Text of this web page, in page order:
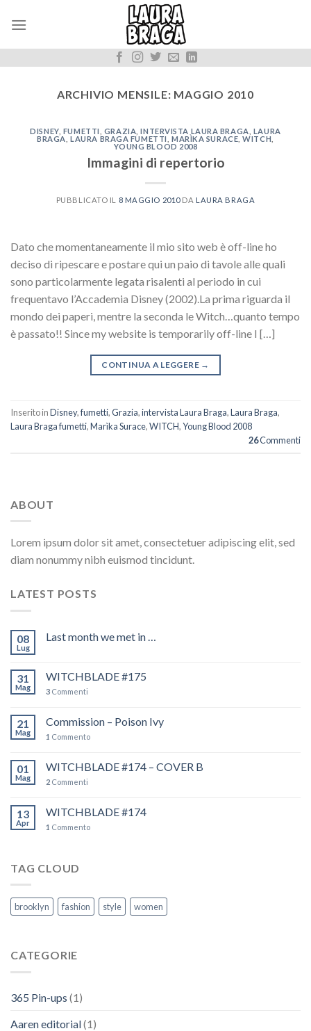
ARCHIVIO MENSILE: MAGGIO 2010
DISNEY, FUMETTI GRAZIA ,INTERVISTA LAURA BRAGA LAURA
BRAGA ,LAURA BRAGA FUMETTI MARÌKA SURACE ,WITCH
YOUNG BLOOD 2008
Immagini di repertorio
PUBBLICATO IL 8 MAGGIO 2010DA LAURA BRAGA
Dato che momentaneamente il mio sito web è off-line ho
deciso di ripescare e postare qui un paio di tavole alle quali
sono particolarmente legata risalenti al periodo in cui
frequentavo l’Accademia Disney (2002).La prima riguarda il
mondo dei paperi, mentre la seconda le Witch…quanto tempo
è passato!! Since my website is temporarily off-line I […]
CONTINUA A LEGGERE →
Inserito inDisney,fumetti,Grazia,intervista Laura Braga,Laura Braga,
Laura Braga fumetti,Marìka Surace,WITCH,Young Blood 2008
26Commenti
ABOUT
Lorem ipsum dolor sit amet, consectetuer adipiscing elit, sed
diam nonummy nibh euismod tincidunt.
LATEST POSTS
08
Lug
Last month we met in …
31
Mag
WITCHBLADE #175
3 Commenti
21
Mag
Commission – Poison Ivy
1 Commento
01
Mag
WITCHBLADE #174 – COVER B
2 Commenti
13
Apr
WITCHBLADE #174
1 Commento
TAG CLOUD
brooklyn fashion style women
CATEGORIE
365 Pin-ups (1)
Aaren editorial(1)